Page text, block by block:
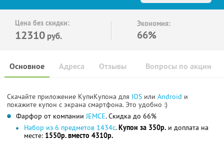
Цена без скидки:
12310 руб.
Экономия:
66%
Основное Отзывы Вопросы по акции
Адреса
Скачайте приложение КупиКупона для IOS или Android и
покажите купон с экрана смартфона. Это удобно :)
Фарфор от компанииJEMCE. Скидка до 66%
Набор из 6 предметов 1434с.Купон за 350р. и доплата на
месте: 1550р. вместо 4310р.